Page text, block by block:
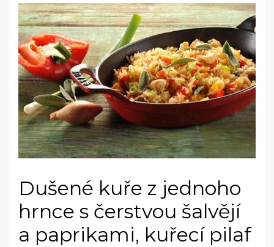
Dušené kuře z jednoho
hrnce s čerstvou šalvějí
a paprikami, kuřecí pilaf